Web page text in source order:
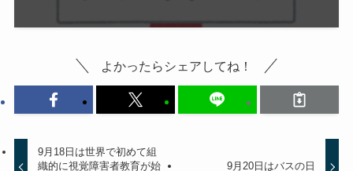
よかったらシェアしてね！
9月18日は世界で初めて組
織的に視覚障害者教育が始
9月20日はバスの日